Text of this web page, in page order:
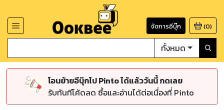
จัดการอีบุ๊ก (0)
ทั้งหมด
โอนย้ายอีบุ๊กไป Pinto ได้แล้ววันนี้ กดเลย
รับทันทีโค้ดลด ซื้อและอ่านได้ต่อเนื่องที่ Pinto